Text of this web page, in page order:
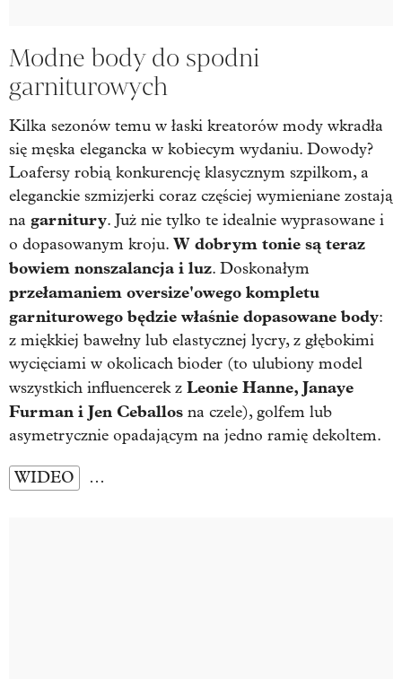
Modne body do spodni
garniturowych
Kilka sezonów temu w łaski kreatorów mody wkradła
się męska elegancka w kobiecym wydaniu. Dowody?
Loafersy robią konkurencję klasycznym szpilkom, a
eleganckie szmizjerki coraz częściej wymieniane zostają
na garnitury. Już nie tylko te idealnie wyprasowane i
o dopasowanym kroju. W dobrym tonie są teraz
bowiem nonszalancja i luz. Doskonałym
przełamaniem oversize'owego kompletu
garniturowego będzie właśnie dopasowane body:
z miękkiej bawełny lub elastycznej lycry, z głębokimi
wycięciami w okolicach bioder (to ulubiony model
wszystkich influencerek z Leonie Hanne, Janaye
Furman i Jen Ceballos na czele), golfem lub
asymetrycznie opadającym na jedno ramię dekoltem.
WIDEO …